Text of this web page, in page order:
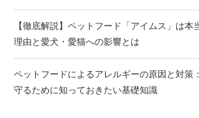
【徹底解説】ペットフード「アイムス」は
理由と愛犬・愛猫への影響とは
ペットフードによるアレルギーの原因と対策
守るために知っておきたい基礎知識